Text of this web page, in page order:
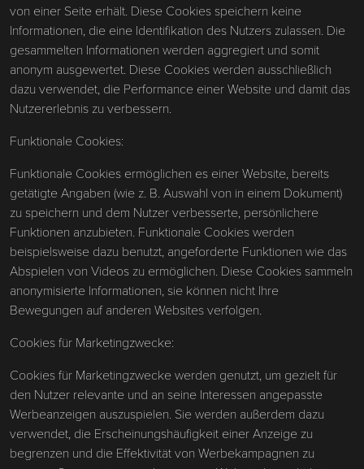
von einer Seite erhält. Diese Cookies speichern keine
Informationen, die eine Identifikation des Nutzers zulassen. Die
gesammelten Informationen werden aggregiert und somit
anonym ausgewertet. Diese Cookies werden ausschließlich
dazu verwendet, die Performance einer Website und damit das
Nutzererlebnis zu verbessern.
Funktionale Cookies:
Funktionale Cookies ermöglichen es einer Website, bereits
getätigte Angaben (wie z. B. Auswahl von in einem Dokument)
zu speichern und dem Nutzer verbesserte, persönlichere
Funktionen anzubieten. Funktionale Cookies werden
beispielsweise dazu benutzt, angeforderte Funktionen wie das
Abspielen von Videos zu ermöglichen. Diese Cookies sammeln
anonymisierte Informationen, sie können nicht Ihre
Bewegungen auf anderen Websites verfolgen.
Cookies für Marketingzwecke:
Cookies für Marketingzwecke werden genutzt, um gezielt für
den Nutzer relevante und an seine Interessen angepasste
Werbeanzeigen auszuspielen. Sie werden außerdem dazu
verwendet, die Erscheinungshäufigkeit einer Anzeige zu
begrenzen und die Effektivität von Werbekampagnen zu